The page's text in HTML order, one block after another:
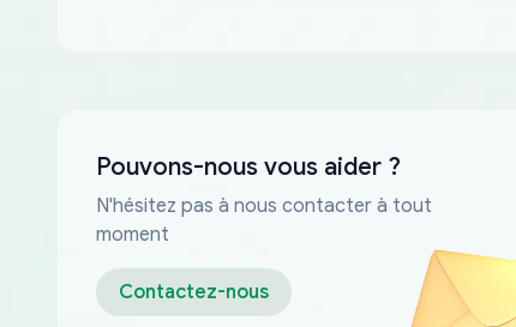
Pouvons-nous vous aider ?
N'hésitez pas à nous contacter à tout
moment
Contactez-nous